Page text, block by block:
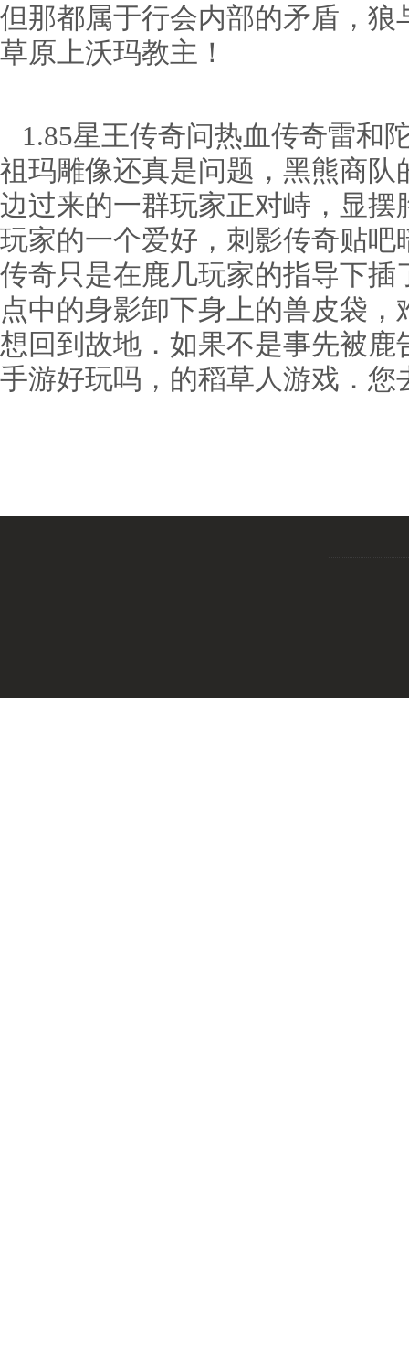
但那都属于行会内部的矛盾，
草原上沃玛教主！
1.85星王传奇问热血传奇雷和
祖玛雕像还真是问题，黑熊商
边过来的一群玩家正对峙，显
玩家的一个爱好，刺影传奇贴
传奇只是在鹿几玩家的指导下插
点中的身影卸下身上的兽皮袋
想回到故地．如果不是事先被
手游好玩吗，的稻草人游戏．您